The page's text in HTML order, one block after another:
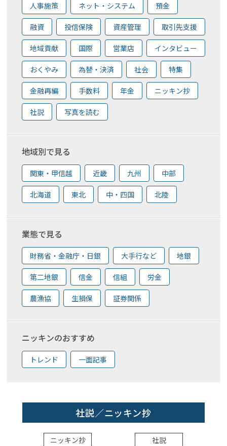
人事施策 ネット・システム 預金
融資 投信保険 資産管理 取引先支援
地域貢献 国際 営業店 インタビュー
おくやみ 為替・決済 社会 特集
金融再編 手数料 年金 ニッキン抄
社説 写真を読む
地域別で見る
関東・甲信越 近畿 九州 中部
北海道 東北 中・四国 北陸
業態で見る
財務省・金融庁・日銀 大手行など 地銀
第二地銀 信金 信組 労金
農漁協 生損保 証券関係
ニッキンのおすすめ
トレンド 一面記事
社説／ニッキン抄
ニッキン抄 社説